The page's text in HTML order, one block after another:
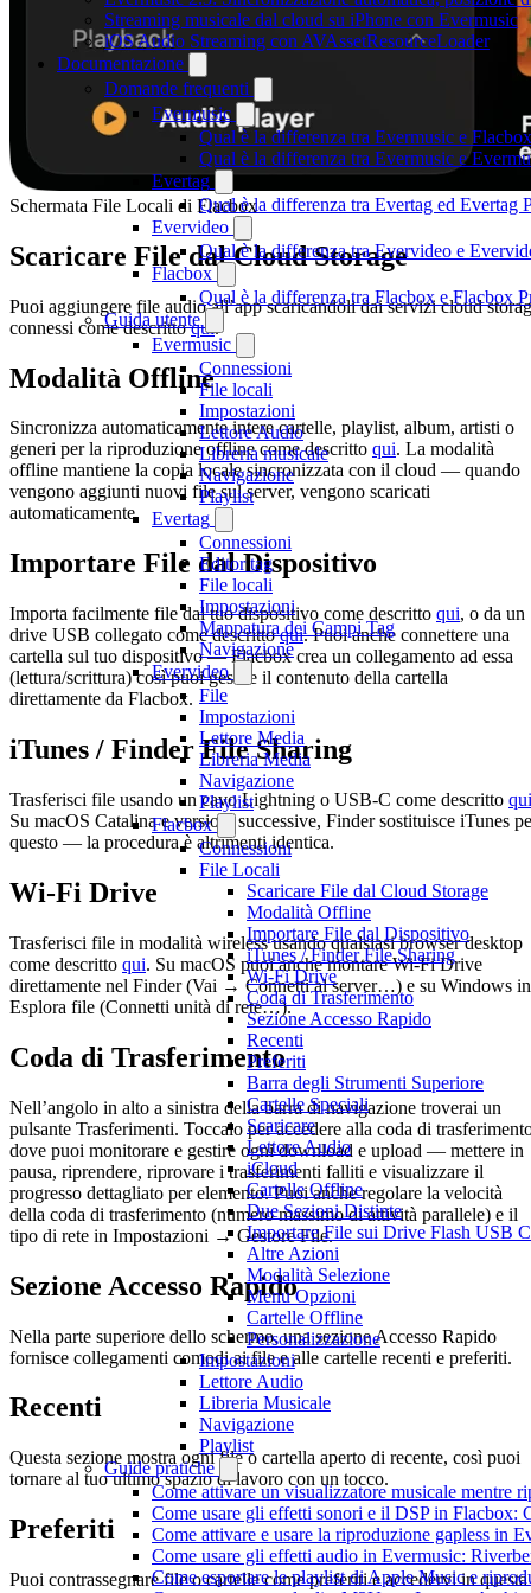
Streaming musicale dal cloud su iPhone con Evermusic
iOS Audio Streaming con AVAssetResourceLoader
Documentazione
Domande frequenti
Evermusic
Qual è la differenza tra Evermusic e Flacbox
Qual è la differenza tra Evermusic e
Evertag
Qual è la differenza tra Evertag ed Evertag
Evervideo
Qual è la differenza tra Evervideo e
Flacbox
Qual è la differenza tra Flacbox e Flacbox
Guida utente
Evermusic
Connessioni
File locali
Impostazioni
Lettore Audio
Libreria musicale
Navigazione
Playlist
Evertag
Connessioni
Editor tag
File locali
Impostazioni
Mappatura dei Campi Tag
Navigazione
Evervideo
File
Impostazioni
Lettore Media
Libreria Media
Navigazione
Playlist
Flacbox
Connessioni
File Locali
Scaricare File dal Cloud Storage
Modalità Offline
Importare File dal Dispositivo
iTunes / Finder File Sharing
Wi-Fi Drive
Coda di Trasferimento
Sezione Accesso Rapido
Recenti
Preferiti
Barra degli Strumenti Superiore
Cartelle Speciali
Scaricare
Lettore Audio
iCloud
Cartelle Offline
Due Sezioni Distinte
Importare File sui Drive Flash USB
Altre Azioni
Modalità Selezione
Menu Opzioni
Cartelle Offline
Personalizzazione
Impostazioni
Lettore Audio
Libreria Musicale
Navigazione
Playlist
Guide pratiche
Come attivare un visualizzatore musicale mentre
Come usare gli effetti sonori e il DSP in Flacbox:
Come attivare e usare la riproduzione gapless in
Come usare gli effetti audio in Evermusic:
Come esportare le playlist di Apple Music e
Schermata File Locali di Flacbox
Scaricare File dal Cloud Storage
Puoi aggiungere file audio all’app scaricandoli dai servizi cloud
connessi come descrittoqui.
Modalità Offline
Sincronizza automaticamente intere cartelle, playlist, album, artisti o
generi per la riproduzione offline come descritto qui. La modalità
offline mantiene la copia locale sincronizzata con il cloud — quando
vengono aggiunti nuovi file sul server, vengono scaricati
automaticamente.
Importare File dal Dispositivo
Importa facilmente file dal tuo dispositivo come descritto qui, o da un
drive USB collegato come descrittoqui. Puoi anche connettere una
cartella sul tuo dispositivo — Flacbox crea un collegamento ad essa
(lettura/scrittura) così puoi gestire il contenuto della cartella
direttamente da Flacbox.
iTunes / Finder File Sharing
Trasferisci file usando un cavo Lightning o USB-C come descritto qui
Su macOS Catalina e versioni successive, Finder sostituisce iTunes
questo — la procedura è altrimenti identica.
Wi-Fi Drive
Trasferisci file in modalità wireless usando qualsiasi browser desktop
come descritto qui. Su macOS puoi anche montare Wi-Fi Drive
direttamente nel Finder (Vai → Connetti al server…) e su Windows in
Esplora file (Connetti unità di rete…).
Coda di Trasferimento
Nell’angolo in alto a sinistra della barra di navigazione troverai un
pulsante Trasferimenti. Toccalo per accedere alla coda di
dove puoi monitorare e gestire ogni download e upload — mettere in
pausa, riprendere, riprovare i trasferimenti falliti e visualizzare il
progresso dettagliato per elemento. Puoi anche regolare la velocità
della coda di trasferimento (numero massimo di attività parallele) e il
tipo di rete in Impostazioni → Gestore File.
Sezione Accesso Rapido
Nella parte superiore dello schermo, una sezione Accesso Rapido
fornisce collegamenti comodi ai file e alle cartelle recenti e preferiti.
Recenti
Questa sezione mostra ogni file o cartella aperto di recente, così puoi
tornare al tuo ultimo spazio di lavoro con un tocco.
Preferiti
Puoi contrassegnare file o cartelle come preferiti e accedervi in questa